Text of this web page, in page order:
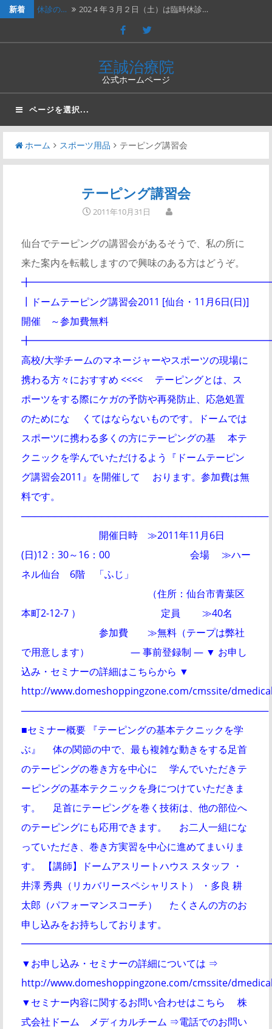
新着 休診の… 202４年３月２日（土）は臨時休診…
2023年７月１５日（土）は臨時休…
2023年2月25日（土）、202…
新年のご挨拶と移転再開のお知らせ謹…
お知ら…
至誠治療院
公式ホームページ
ページを選択...
ホーム スポーツ用品 テーピング講習会
テーピング講習会
2011年10月31日
仙台でテーピングの講習会があるそうで、私の所に
来た案内を転載しますので興味のある方はどうぞ。
┃ドームテーピング講習会2011 [仙台・11月6日(日)]
開催 ～参加費無料
高校/大学チームのマネージャーやスポーツの現場に
携わる方々におすすめ <<<< テーピングとは、ス
ポーツをする際にケガの予防や再発防止、応急処置
のためにな くてはならないものです。ドームでは
スポーツに携わる多くの方にテーピングの基 本テ
クニックを学んでいただけるよう『ドームテーピン
グ講習会2011』を開催して おります。参加費は無
料です。
─────────────────────────────────────
開催日時 ≫2011年11月6日
(日)12：30～16：00 会場 ≫ハー
ネル仙台 6階 「ふじ」
（住所：仙台市青葉区
本町2-12-7 ） 定員 ≫40名
参加費 ≫無料（テープは弊社
で用意します） ― 事前登録制 ― ▼ お申し
込み・セミナーの詳細はこちらから ▼
http://www.domeshoppingzone.com/cmssite/
─────────────────────────────────────
■セミナー概要 『テーピングの基本テクニックを学
ぶ』 体の関節の中で、最も複雑な動きをする足首
のテーピングの巻き方を中心に 学んでいただきテ
ーピングの基本テクニックを身につけていただきま
す。 足首にテーピングを巻く技術は、他の部位へ
のテーピングにも応用できます。 お二人一組にな
っていただき、巻き方実習を中心に進めてまいりま
す。 【講師】ドームアスリートハウス スタッフ ・
井澤 秀典（リカバリースペシャリスト） ・多良 耕
太郎（パフォーマンスコーチ） たくさんの方のお
申し込みをお持ちしております。
▼お申し込み・セミナーの詳細については ⇒
http://www.domeshoppingzone.com/cmssite/
▼セミナー内容に関するお問い合わせはこちら 株
式会社ドーム メディカルチーム ⇒電話でのお問い